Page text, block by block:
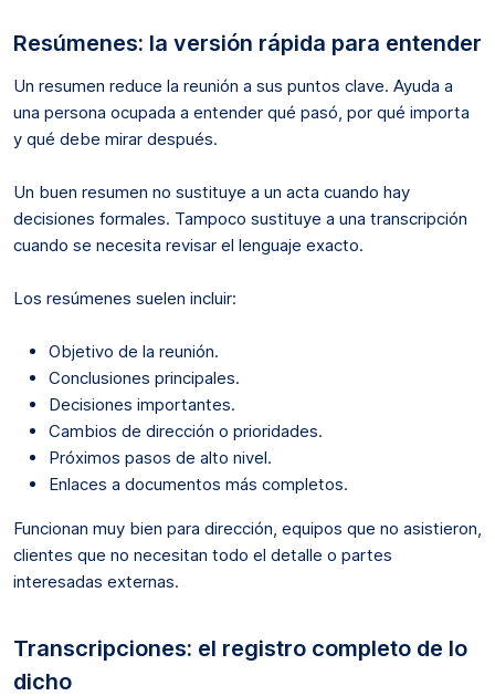
Resúmenes: la versión rápida para entender
Un resumen reduce la reunión a sus puntos clave. Ayuda a
una persona ocupada a entender qué pasó, por qué importa
y qué debe mirar después.
Un buen resumen no sustituye a un acta cuando hay
decisiones formales. Tampoco sustituye a una transcripción
cuando se necesita revisar el lenguaje exacto.
Los resúmenes suelen incluir:
Objetivo de la reunión.
Conclusiones principales.
Decisiones importantes.
Cambios de dirección o prioridades.
Próximos pasos de alto nivel.
Enlaces a documentos más completos.
Funcionan muy bien para dirección, equipos que no asistieron,
clientes que no necesitan todo el detalle o partes
interesadas externas.
Transcripciones: el registro completo de lo
dicho